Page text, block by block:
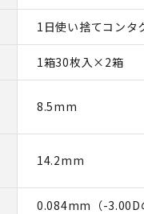
1日使い捨てコンタ
1箱30枚入×2箱
8.5mm
14.2mm
0.084mm（-3.00D